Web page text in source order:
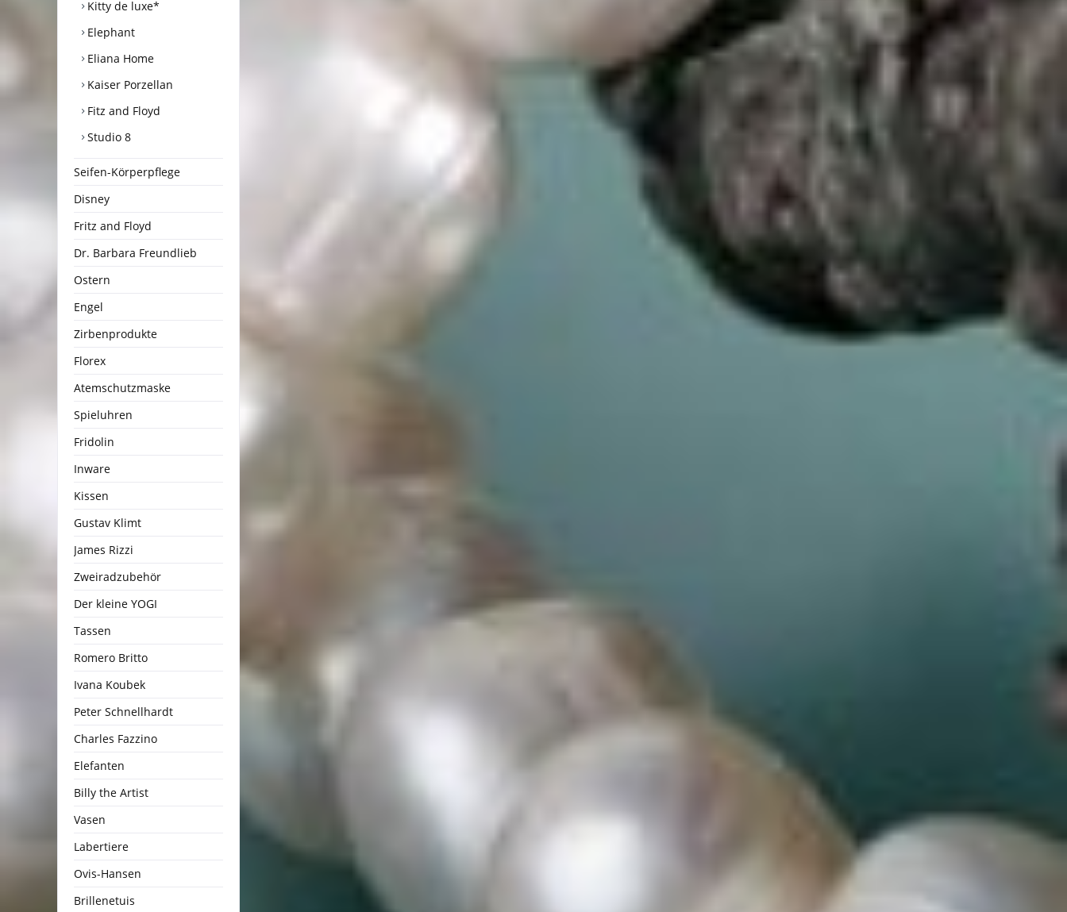
Kitty de luxe*
Elephant
Eliana Home
Kaiser Porzellan
Fitz and Floyd
Studio 8
Seifen-Körperpflege
Disney
Fritz and Floyd
Dr. Barbara Freundlieb
Ostern
Engel
Zirbenprodukte
Florex
Atemschutzmaske
Spieluhren
Fridolin
Inware
Kissen
Gustav Klimt
James Rizzi
Zweiradzubehör
Der kleine YOGI
Tassen
Romero Britto
Ivana Koubek
Peter Schnellhardt
Charles Fazzino
Elefanten
Billy the Artist
Vasen
Labertiere
Ovis-Hansen
Brillenetuis